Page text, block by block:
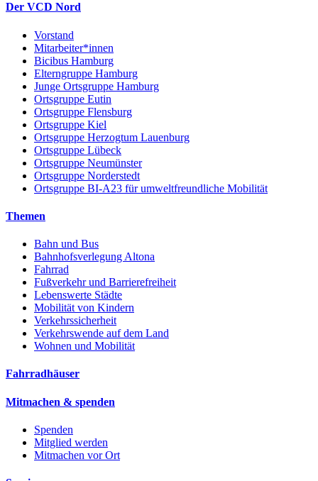
Der VCD Nord
Vorstand
Mitarbeiter*innen
Bicibus Hamburg
Elterngruppe Hamburg
Junge Ortsgruppe Hamburg
Ortsgruppe Eutin
Ortsgruppe Flensburg
Ortsgruppe Kiel
Ortsgruppe Herzogtum Lauenburg
Ortsgruppe Lübeck
Ortsgruppe Neumünster
Ortsgruppe Norderstedt
Ortsgruppe BI-A23 für umweltfreundliche Mobilität
Themen
Bahn und Bus
Bahnhofsverlegung Altona
Fahrrad
Fußverkehr und Barrierefreiheit
Lebenswerte Städte
Mobilität von Kindern
Verkehrssicherheit
Verkehrswende auf dem Land
Wohnen und Mobilität
Fahrradhäuser
Mitmachen & spenden
Spenden
Mitglied werden
Mitmachen vor Ort